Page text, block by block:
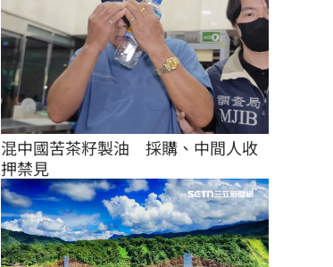
混中國苦茶籽製油　採購、中間人收
押禁見